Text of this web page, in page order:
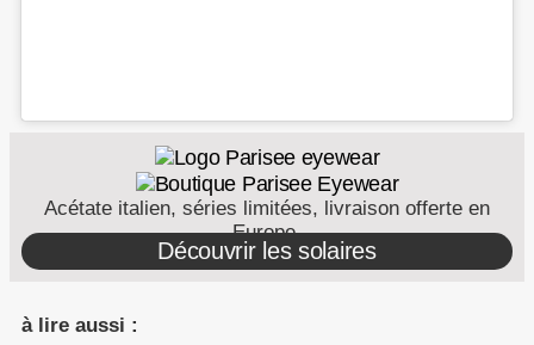
Acétate italien, séries limitées, livraison offerte en
Europe.
Découvrir les solaires
à lire aussi :